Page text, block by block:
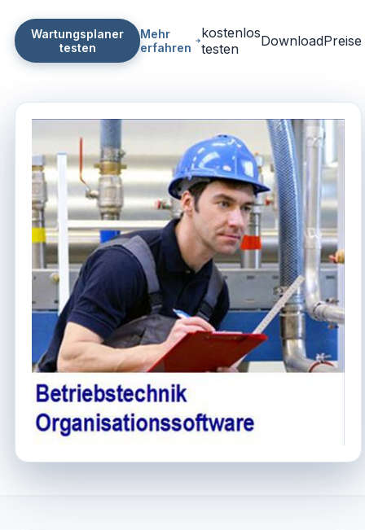
Wartungsplaner
testen
Mehr
erfahren
kostenlos
testen
DownloadPreise